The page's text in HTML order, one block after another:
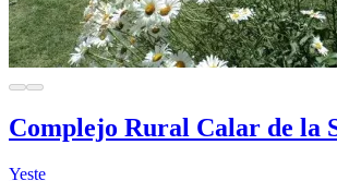
Complejo Rural Calar de la
Yeste